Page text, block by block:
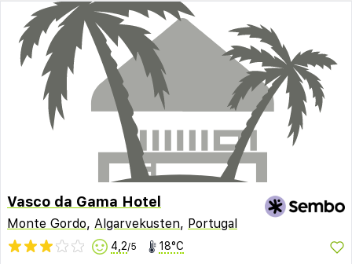
Vasco da Gama Hotel
Monte Gordo, Algarvekusten, Portugal
4,2/5 18°C